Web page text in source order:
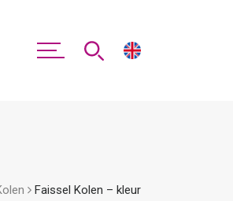
Faissel Kolen – kleur